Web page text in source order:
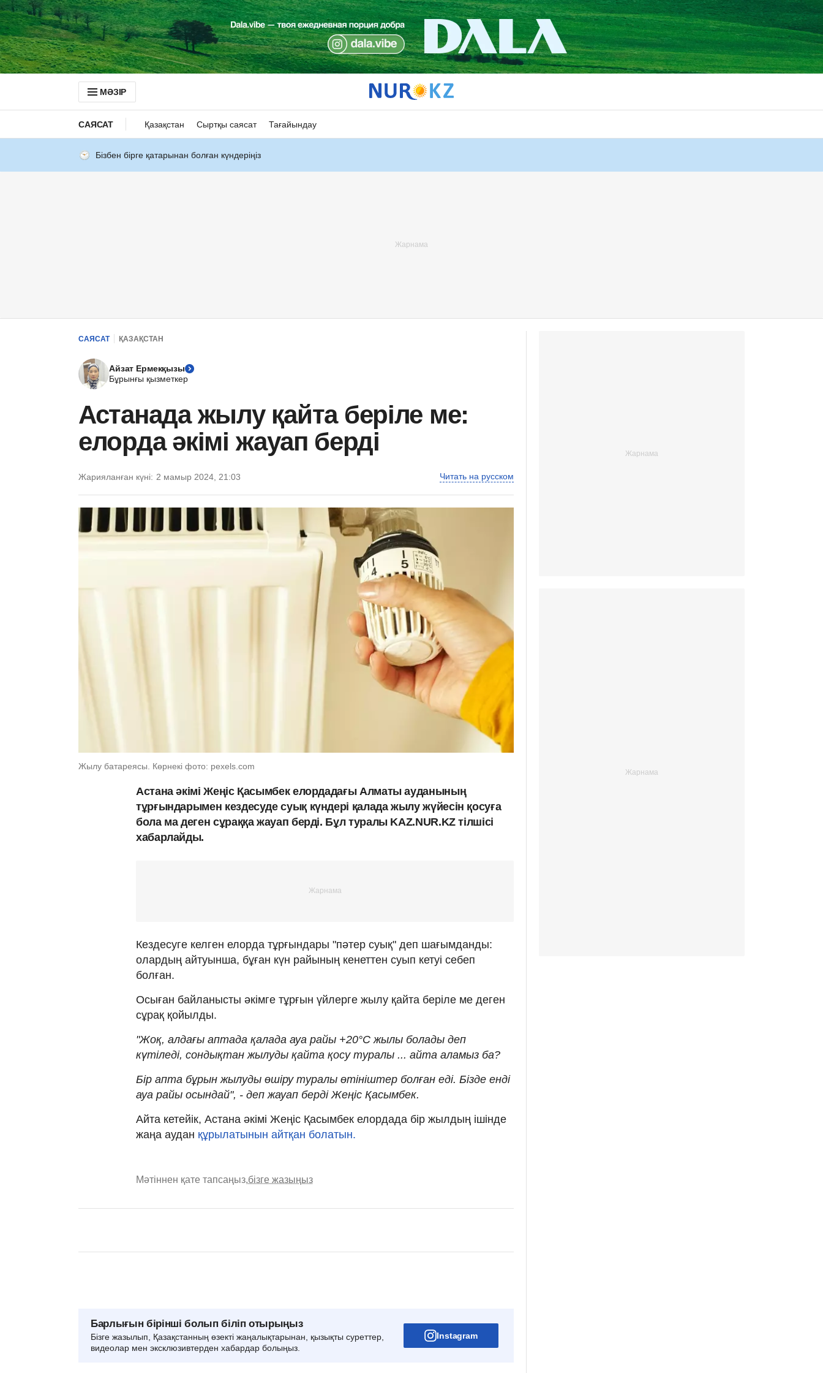
МӘЗІР
САЯСАТ Қазақстан Сыртқы саясат Тағайындау
Бізбен бірге қатарынан болған күндеріңіз
САЯСАТ ҚАЗАҚСТАН
Айзат Ермекқызы
Бұрынғы қызметкер
Астанада жылу қайта беріле ме:
елорда әкімі жауап берді
Жарияланған күні: 2 мамыр 2024, 21:03 Читать на русском
Жылу батареясы. Көрнекі фото: pexels.com
Астана әкімі Жеңіс Қасымбек елордадағы Алматы ауданының
тұрғындарымен кездесуде суық күндері қалада жылу жүйесін қосуға
бола ма деген сұраққа жауап берді. Бұл туралы KAZ.NUR.KZ тілшісі
хабарлайды.
Кездесуге келген елорда тұрғындары "пәтер суық" деп шағымданды:
олардың айтуынша, бұған күн райының кенеттен суып кетуі себеп
болған.
Осыған байланысты әкімге тұрғын үйлерге жылу қайта беріле ме деген
сұрақ қойылды.
"Жоқ, алдағы аптада қалада ауа райы +20°C жылы болады деп
күтіледі, сондықтан жылуды қайта қосу туралы ... айта аламыз ба?
Бір апта бұрын жылуды өшіру туралы өтініштер болған еді. Бізде енді
ауа райы осындай", - деп жауап берді Жеңіс Қасымбек.
Айта кетейік, Астана әкімі Жеңіс Қасымбек елордада бір жылдың ішінде
жаңа аудан құрылатынын айтқан болатын.
Мәтіннен қате тапсаңыз,бізге жазыңыз
Барлығын бірінші болып біліп отырыңыз
Бізге жазылып, Қазақстанның өзекті жаңалықтарынан, қызықты суреттер,
видеолар мен эксклюзивтерден хабардар болыңыз.
Instagram